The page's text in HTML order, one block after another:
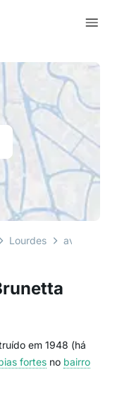
em 1948 (há
fortes no bairro
Lourdes avenida